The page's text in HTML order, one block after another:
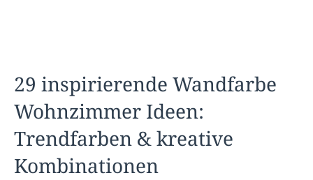
29 inspirierende Wandfarbe
Wohnzimmer Ideen:
Trendfarben & kreative
Kombinationen